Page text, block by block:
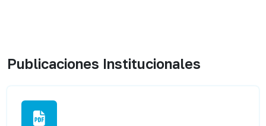
Publicaciones Institucionales